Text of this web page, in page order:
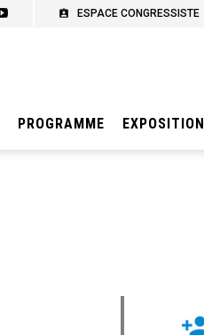
ESPACE CONGRESSISTE
PROGRAMME EXPOSITION